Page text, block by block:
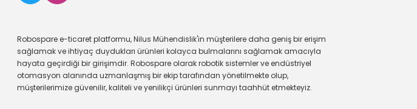
Robospare e-ticaret platformu, Nilus Mühendislik'in müşterilere daha geniş bir erişim
sağlamak ve ihtiyaç duydukları ürünleri kolayca bulmalarını sağlamak amacıyla
hayata geçirdiği bir girişimdir. Robospare olarak robotik sistemler ve endüstriyel
otomasyon alanında uzmanlaşmış bir ekip tarafından yönetilmekte olup,
müşterilerimize güvenilir, kaliteli ve yenilikçi ürünleri sunmayı taahhüt etmekteyiz.